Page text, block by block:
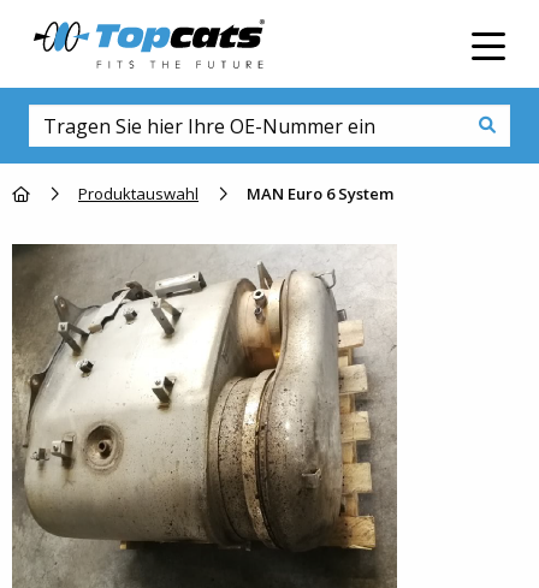
Go to homepage
Produktauswahl MAN Euro 6 System